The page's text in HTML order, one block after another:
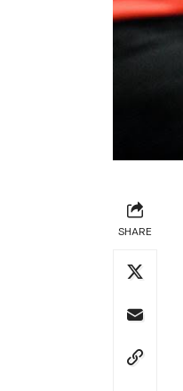
SHARE